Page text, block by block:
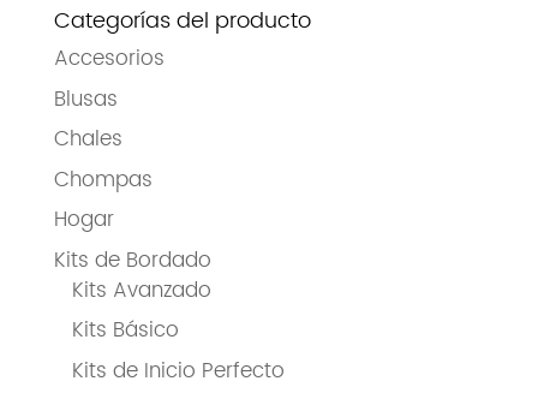
Categorías del producto
Accesorios
Blusas
Chales
Chompas
Hogar
Kits de Bordado
Kits Avanzado
Kits Básico
Kits de Inicio Perfecto